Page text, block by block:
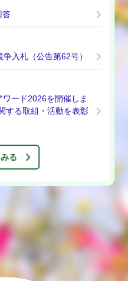
答
入札（公告第62号）
ワード2026を開催しま
する取組・活動を表彰
る